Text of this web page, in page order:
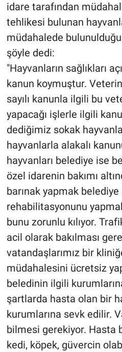
idare tarafından
tehlikesi bulunan
müdahalede
şöyle dedi:
"Hayvanların sağlıkları
kanun koymuştur.
sayılı kanunla ilgili bu
yapacağı işlerle ilgili
dediğimiz sokak
hayvanlarla alakalı
hayvanları belediye ise
özel idarenin bakımı
barınak yapmak
rehabilitasyonunu
bunu zorunlu kılıyor.
acil olarak bakılması
vatandaşlarımız bir
müdahalesini ücretsiz
beledinin ilgili
şartlarda hasta olan bir
kurumlarına sevk edilir.
bilmesi gerekiyor. Hasta
kedi, köpek, güvercin